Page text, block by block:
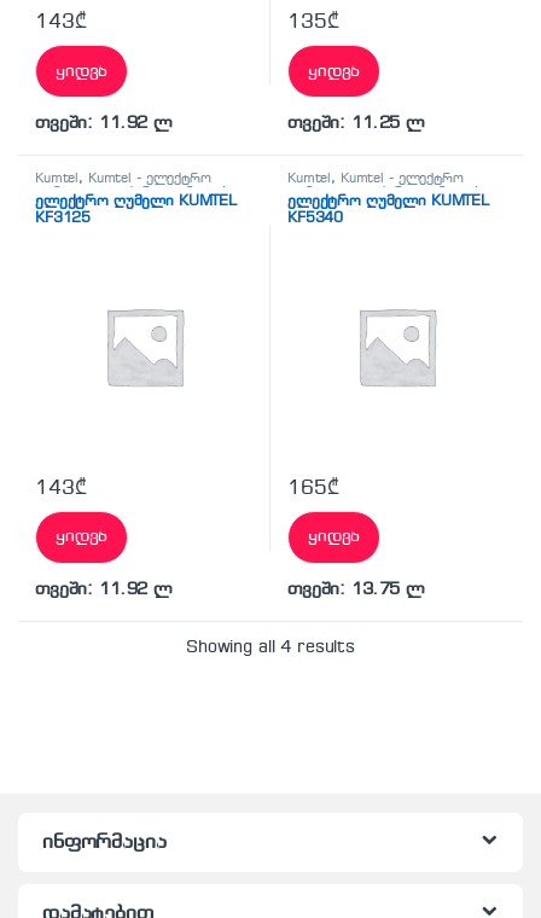
143₾
ყიდვა
თვეში: 11.92 ლ
135₾
ყიდვა
თვეში: 11.25 ლ
Kumtel , Kumtel - ელექტრო
ღუმელი, ელექტრო ღუმელები
ელექტრო ღუმელი KUMTEL
KF3125
143₾
ყიდვა
თვეში: 11.92 ლ
Kumtel , Kumtel - ელექტრო
ღუმელი, ელექტრო ღუმელები
ელექტრო ღუმელი KUMTEL
KF5340
165₾
ყიდვა
თვეში: 13.75 ლ
Showing all 4 results
ინფორმაცია
დამატებით